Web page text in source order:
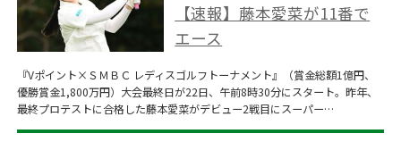
【速報】藤本愛菜が11番で
エース
『Vポイント×ＳＭＢＣ レディスゴルフトーナメント』（賞金総額1億円、
優勝賞金1,800万円）大会最終日が22日、午前8時30分にスタート。昨年、
最終プロテストに合格した藤本愛菜がデビュー2戦目にスーパー…